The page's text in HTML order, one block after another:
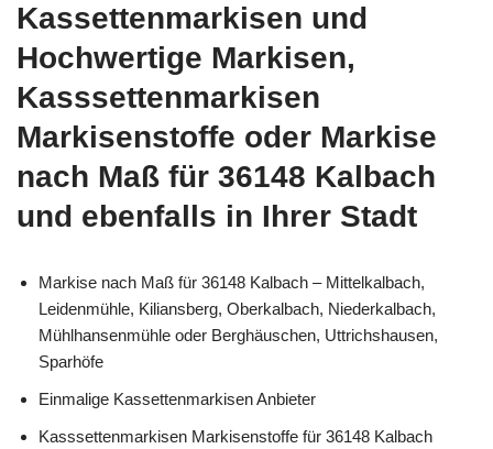
Kassettenmarkisen und
Hochwertige Markisen,
Kasssettenmarkisen
Markisenstoffe oder Markise
nach Maß für 36148 Kalbach
und ebenfalls in Ihrer Stadt
Markise nach Maß für 36148 Kalbach – Mittelkalbach,
Leidenmühle, Kiliansberg, Oberkalbach, Niederkalbach,
Mühlhansenmühle oder Berghäuschen, Uttrichshausen,
Sparhöfe
Einmalige Kassettenmarkisen Anbieter
Kasssettenmarkisen Markisenstoffe für 36148 Kalbach